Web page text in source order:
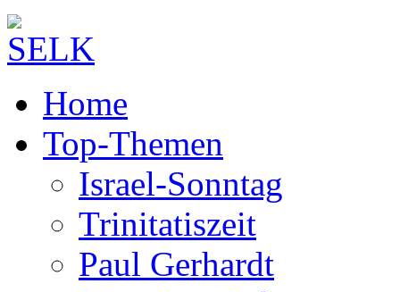
Home
Top-Themen
Israel-Sonntag
Trinitatiszeit
Paul Gerhardt